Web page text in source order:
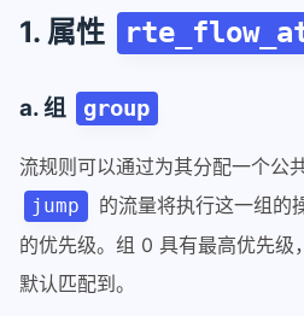
1. 属性
a. 组 group
流规则可以通过为其分配一个公
jump
的流量将执行这一组的
的优先级。组 0 具有最高优先
默认匹配到。